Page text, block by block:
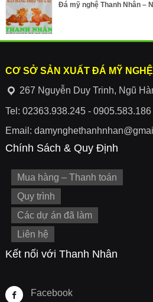
Đá mỹ nghệ Thanh Nhân –
CƠ SỞ SẢN XUẤT ĐÁ MỸ
267 Nguyễn Duy Trinh, Ngũ
Tel: 02363.938.245 -
Email:
Chính Sách & Quy Định
Mua hàng – Thanh toán
Quy trình
Các dự án đã làm
Liên hệ
Kết nối với Thanh Nhân
Facebook